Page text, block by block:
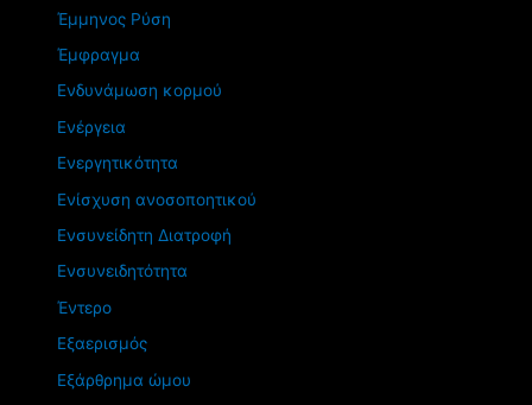
Έμμηνος Ρύση
Έμφραγμα
Ενδυνάμωση κορμού
Ενέργεια
Ενεργητικότητα
Ενίσχυση ανοσοποητικού
Ενσυνείδητη Διατροφή
Ενσυνειδητότητα
Έντερο
Εξαερισμός
Εξάρθρημα ώμου